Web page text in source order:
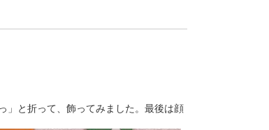
と折って、飾ってみました。最後は顔